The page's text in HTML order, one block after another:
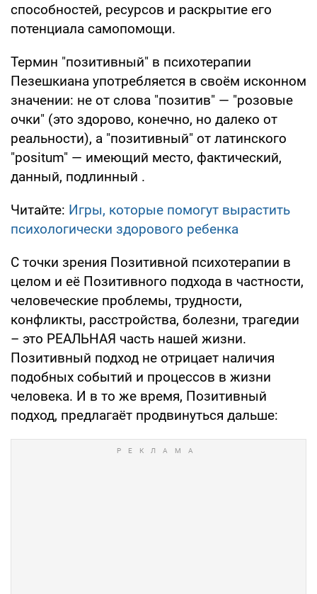
способностей, ресурсов и раскрытие его
потенциала самопомощи.
Термин "позитивный" в психотерапии
Пезешкиана употребляется в своём исконном
значении: не от слова "позитив" — "розовые
очки" (это здорово, конечно, но далеко от
реальности), а "позитивный" от латинского
"positum" — имеющий место, фактический,
данный, подлинный .
Читайте: Игры, которые помогут вырастить
психологически здорового ребенка
С точки зрения Позитивной психотерапии в
целом и её Позитивного подхода в частности,
человеческие проблемы, трудности,
конфликты, расстройства, болезни, трагедии
– это РЕАЛЬНАЯ часть нашей жизни.
Позитивный подход не отрицает наличия
подобных событий и процессов в жизни
человека. И в то же время, Позитивный
подход, предлагаёт продвинуться дальше: